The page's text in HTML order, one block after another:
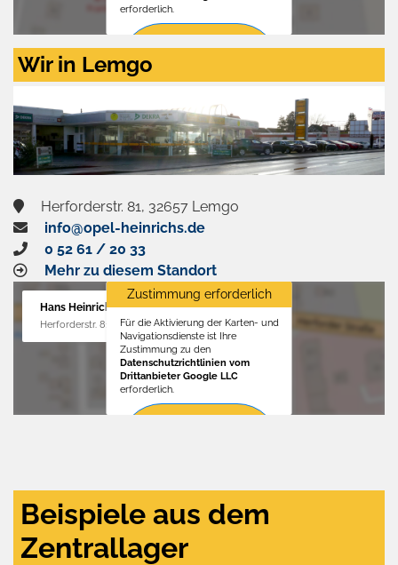
erforderlich.
Zustimmen
aktivieren
Wir in Lemgo
Herforderstr. 81, 32657 Lemgo
info@opel-heinrichs.de
0 52 61 / 20 33
Mehr zu diesem Standort
Hans Heinrichs GmbH
Herforderstr. 81, 32657 Lemgo
Zustimmung erforderlich
Für die Aktivierung der Karten- und
Navigationsdienste ist Ihre
Zustimmung zu den
Datenschutzrichtlinien vom
Drittanbieter Google LLC
erforderlich.
Beispiele aus dem
Zentrallager